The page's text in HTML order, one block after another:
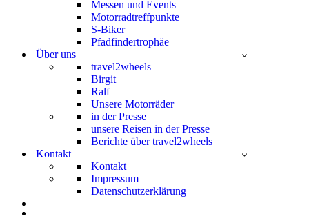
Messen und Events
Motorradtreffpunkte
S-Biker
Pfadfindertrophäe
Über uns
travel2wheels
Birgit
Ralf
Unsere Motorräder
in der Presse
unsere Reisen in der Presse
Berichte über travel2wheels
Kontakt
Kontakt
Impressum
Datenschutzerklärung